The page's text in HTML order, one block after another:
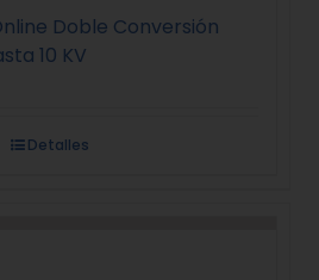
Doble Conversión
10 KV
Detalles